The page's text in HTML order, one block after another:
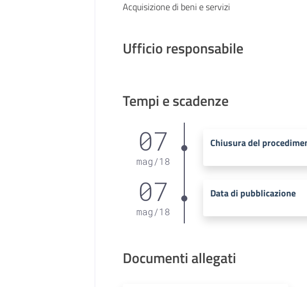
Acquisizione di beni e servizi
Ufficio responsabile
Tempi e scadenze
07
mag /18
Chiusura del
07
mag /18
Data di pubblicazione
Documenti allegati